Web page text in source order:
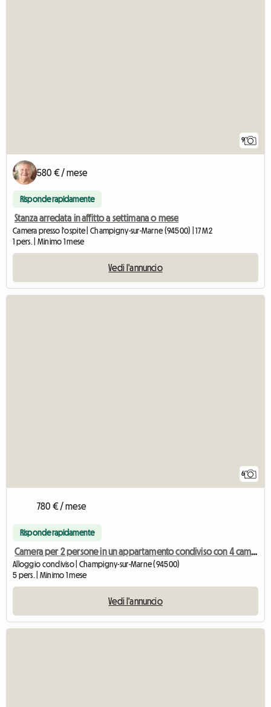
9
580 € / mese
Risponde rapidamente
Stanza arredata in affitto a settimana o mese
Camera presso l'ospite | Champigny-sur-Marne (94500) | 17 M2
1 pers. | Minimo 1 mese
Vedi l'annuncio
6
780 € / mese
Risponde rapidamente
Camera per 2 persone in un appartamento condiviso con 4 camere da letto - disponibile
Alloggio condiviso | Champigny-sur-Marne (94500)
5 pers. | Minimo 1 mese
Vedi l'annuncio